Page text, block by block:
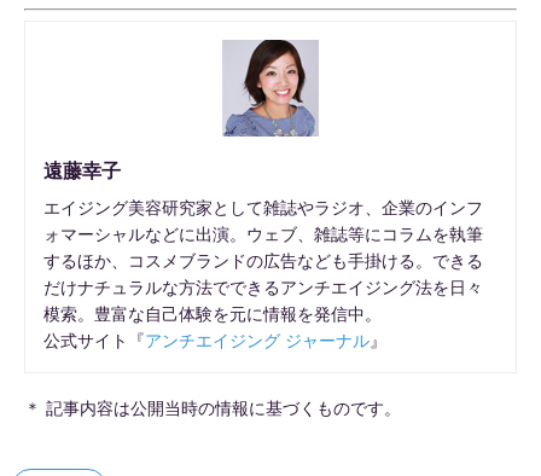
遠藤幸子
エイジング美容研究家として雑誌やラジオ、企業のインフ
ォマーシャルなどに出演。ウェブ、雑誌等にコラムを執筆
するほか、コスメブランドの広告なども手掛ける。できる
だけナチュラルな方法でできるアンチエイジング法を日々
模索。豊富な自己体験を元に情報を発信中。
公式サイト『アンチエイジング ジャーナル』
＊ 記事内容は公開当時の情報に基づくものです。